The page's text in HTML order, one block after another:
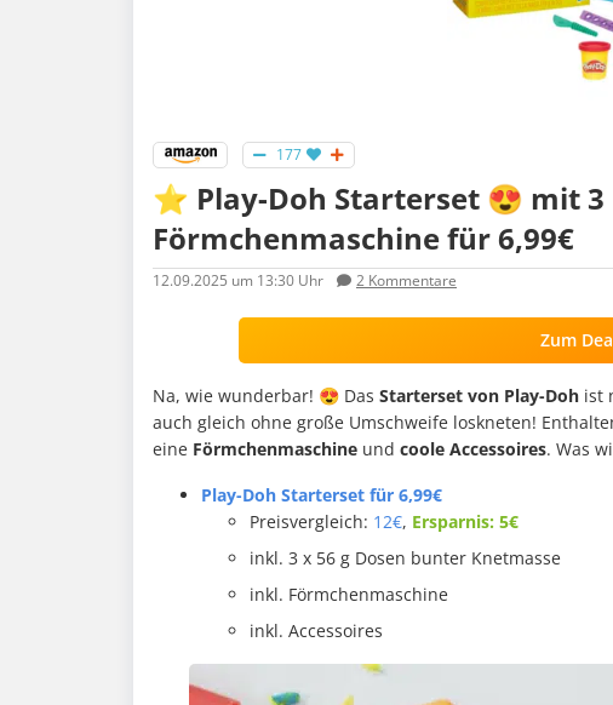
177
⭐️ Play-Doh Starterset 😍 mit 3
Förmchenmaschine für 6,99€
12.09.2025 um 13:30 Uhr 2 Kommentare
Zum
Na, wie wunderbar! 😍 Das Starterset von Play-Doh ist
auch gleich ohne große Umschweife loskneten!
eine Förmchenmaschine und coole Accessoires. Was
Play-Doh Starterset für 6,99€
Preisvergleich: 12€, Ersparnis: 5€
inkl. 3 x 56 g Dosen bunter Knetmasse
inkl. Förmchenmaschine
inkl. Accessoires